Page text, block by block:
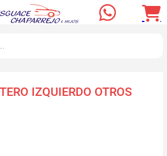
IZQUIERDO OTROS